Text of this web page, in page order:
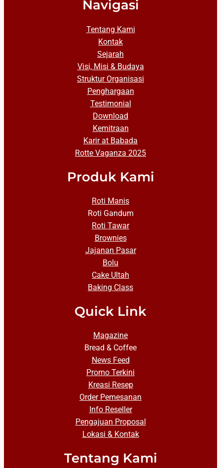
Navigasi
Tentang Kami
Kontak
Sejarah
Visi, Misi & Budaya
Struktur Organisasi
Penghargaan
Testimonial
Download
Kemitraan
Karir at Babada
Rotte Vaganza 2025
Produk Kami
Roti Manis
Roti Gandum
Roti Tawar
Brownies
Jajanan Pasar
Bolu
Cake Ultah
Baking Class
Quick Link
Magazine
Bread & Coffee
News Feed
Promo Terkini
Kreasi Resep
Order Pemesanan
Info Reseller
Pengajuan Proposal
Lokasi & Kontak
Tentang Kami